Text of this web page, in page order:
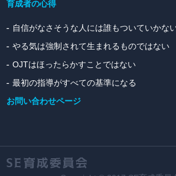
育成者の心得
自信がなさそうな人には誰もついていかな
やる気は強制されて生まれるものではない
OJTはほったらかすことではない
最初の指導がすべての基準になる
お問い合わせページ